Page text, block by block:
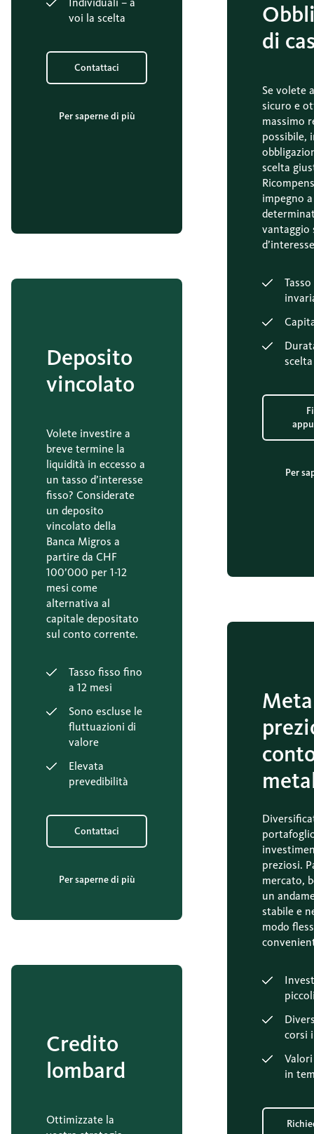
voi la scelta
Contattaci
Per saperne di più
di
Se volete
sicuro e
massimo
possibile,
scelta
impegno
vantaggio
scelta
Per
Deposito
vincolato
Volete investire a
breve termine la
liquidità in eccesso a
un tasso d’interesse
fisso? Considerate
un deposito
vincolato della
Banca Migros a
partire da CHF
100’000 per 1-12
mesi come
alternativa al
capitale depositato
sul conto corrente.
Tasso fisso fino
a 12 mesi
Sono escluse le
fluttuazioni di
valore
Elevata
prevedibilità
Contattaci
Per saperne di più
preziosi.
mercato,
un
stabile e
modo
corsi
in
Credito
lombard
Ottimizzate la